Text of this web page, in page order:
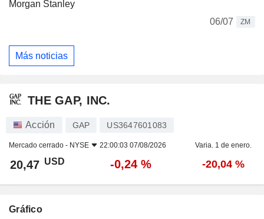
Morgan Stanley
06/07
ZM
Más noticias
THE GAP, INC.
Acción GAP US3647601083
Mercado cerrado - NYSE 22:00:03 07/08/2026 Varia. 1 de enero.
20,47 USD -0,24 % -20,04 %
Gráfico